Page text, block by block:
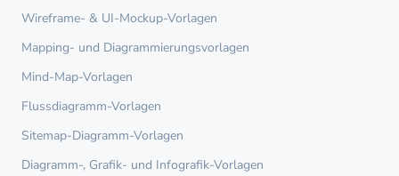
Wireframe- & UI-Mockup-Vorlagen
Mapping- und Diagrammierungsvorlagen
Mind-Map-Vorlagen
Flussdiagramm-Vorlagen
Sitemap-Diagramm-Vorlagen
Diagramm-, Grafik- und Infografik-Vorlagen